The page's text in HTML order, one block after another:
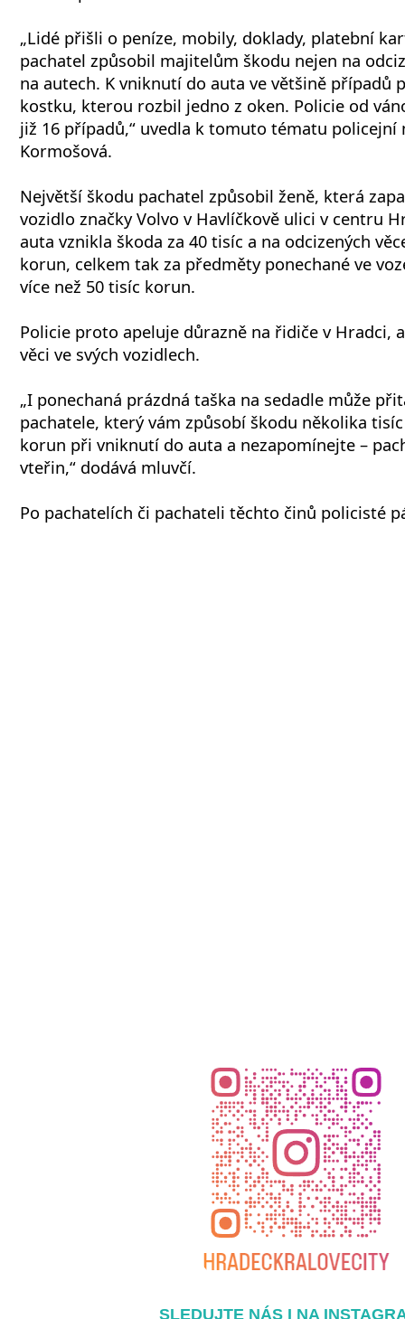
„Lidé přišli o peníze, mobily, doklady, platební
pachatel způsobil majitelům škodu nejen na
na autech. K vniknutí do auta ve většině případů
kostku, kterou rozbil jedno z oken. Policie od
již 16 případů,“ uvedla k tomuto tématu policejní
Kormošová.
Největší škodu pachatel způsobil ženě, která
vozidlo značky Volvo v Havlíčkově ulici v centru
auta vznikla škoda za 40 tisíc a na odcizených
korun, celkem tak za předměty ponechané ve
více než 50 tisíc korun.
Policie proto apeluje důrazně na řidiče v Hradci,
věci ve svých vozidlech.
„I ponechaná prázdná taška na sedadle může
pachatele, který vám způsobí škodu několika
korun při vniknutí do auta a nezapomínejte –
vteřin,“ dodává mluvčí.
Po pachatelích či pachateli těchto činů policisté
SLEDUJTE NÁS I NA